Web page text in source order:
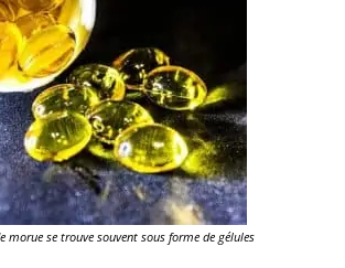
morue se trouve souvent sous forme de gélules